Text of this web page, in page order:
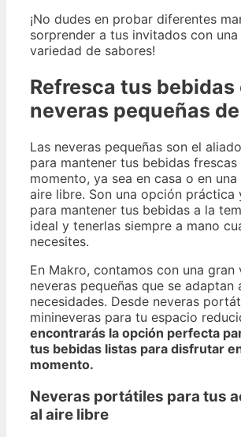
¡No dudes en probar diferentes
sorprender a tus invitados con una
variedad de sabores!
Refresca tus bebidas
neveras pequeñas
Las neveras pequeñas son el
para mantener tus bebidas
momento, ya sea en casa o en una
aire libre. Son una opción práctica
para mantener tus bebidas a la
ideal y tenerlas siempre a mano
necesites.
En Makro, contamos con una gran
neveras pequeñas que se adaptan
necesidades. Desde neveras
minineveras para tu espacio
encontrarás la opción perfecta
tus bebidas listas para disfrutar
momento.
Neveras portátiles para tus
al aire libre